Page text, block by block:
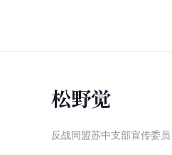
松野觉
反战同盟苏中支部宣传委员